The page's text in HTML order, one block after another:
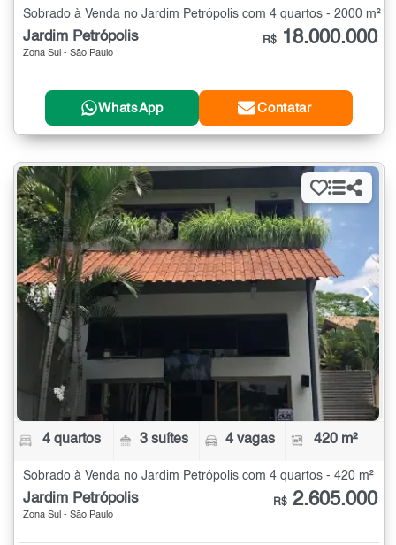
Sobrado à Venda no Jardim Petrópolis com 4 quartos - 2000 m²
Jardim Petrópolis
Zona Sul - São Paulo
R$ 18.000.000
WhatsApp Contatar
4 quartos 3 suítes 4 vagas 420 m²
Sobrado à Venda no Jardim Petrópolis com 4 quartos - 420 m²
Jardim Petrópolis
Zona Sul - São Paulo
R$ 2.605.000